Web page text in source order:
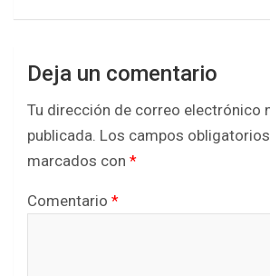
k
p
Deja un comentario
Tu dirección de correo electrónico
publicada. Los campos
marcados con *
Comentario *